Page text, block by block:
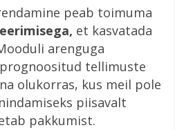
peab toimuma
et kasvatada
arenguga
tellimuste
olukorras, kus meil pole
piisavalt
pakkumist.